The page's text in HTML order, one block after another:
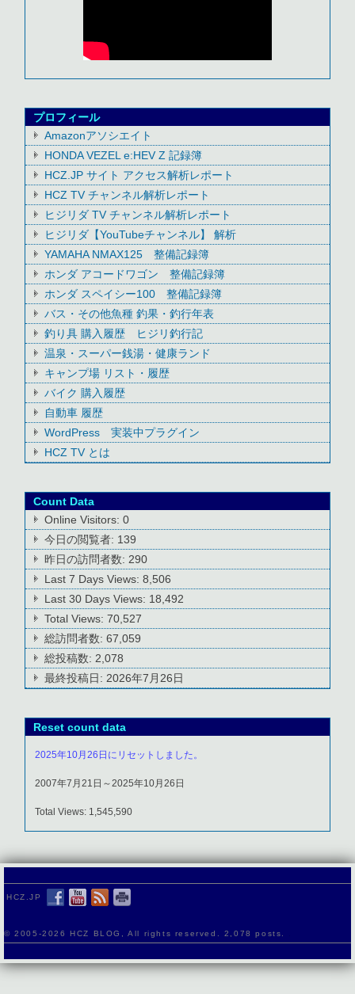
プロフィール
Amazonアソシエイト
HONDA VEZEL e:HEV Z 記録簿
HCZ.JP サイト アクセス解析レポート
HCZ TV チャンネル解析レポート
ヒジリダ TV チャンネル解析レポート
ヒジリダ【YouTubeチャンネル】 解析
YAMAHA NMAX125 整備記録簿
ホンダ アコードワゴン 整備記録簿
ホンダ スペイシー100 整備記録簿
バス・その他魚種 釣果・釣行年表
釣り具 購入履歴 ヒジリ釣行記
温泉・スーパー銭湯・健康ランド
キャンプ場 リスト・履歴
バイク 購入履歴
自動車 履歴
WordPress 実装中プラグイン
HCZ TV とは
Count Data
Online Visitors:0
今日の閲覧者: 139
昨日の訪問者数: 290
Last 7 Days Views:8,506
Last 30 Days Views: 18,492
Total Views:70,527
総訪問者数:67,059
総投稿数: 2,078
最終投稿日: 2026年7月26日
Reset count data
2025年10月26日にリセットしました。
2007年7月21日～2025年10月26日
Total Views: 1,545,590
HCZ.JP
© 2005-2026 HCZ BLOG, All rights reserved. 2,078 posts.